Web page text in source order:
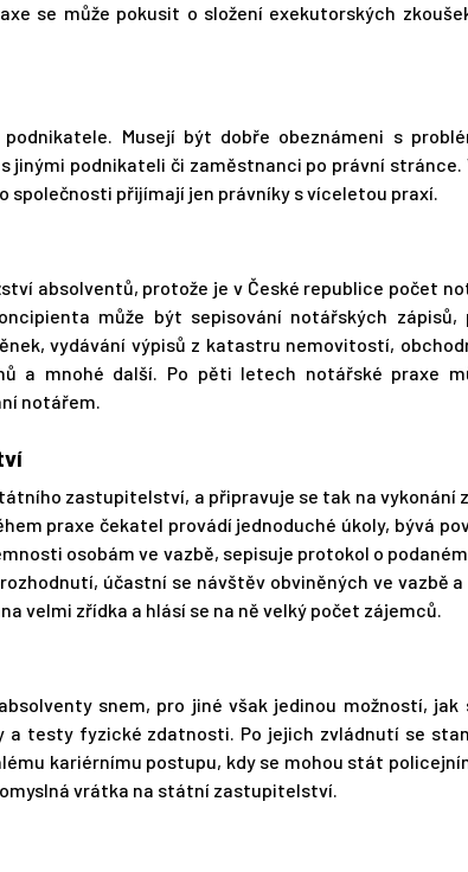
se může pokusit o složení exekutorských
Musejí být dobře obeznámeni s
jinými podnikateli či zaměstnanci po právní
společnosti přijímají jen právníky s víceletou praxí.
absolventů, protože je v České republice počet
může být sepisování notářských zápisů,
vydávání výpisů z katastru nemovitostí,
a mnohé další. Po pěti letech notářské praxe
notářem.
zastupitelství, a připravuje se tak na vykonání
praxe čekatel provádí jednoduché úkoly, bývá
osobám ve vazbě, sepisuje protokol o
účastní se návštěv obviněných ve vazbě
velmi zřídka a hlásí se na ně velký počet zájemců.
snem, pro jiné však jedinou možností,
a testy fyzické zdatnosti. Po jejich zvládnutí se
kariérnímu postupu, kdy se mohou stát
vrátka na státní zastupitelství.